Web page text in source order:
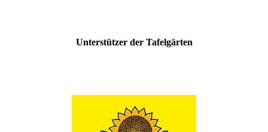
Unterstützer der Tafelgärten